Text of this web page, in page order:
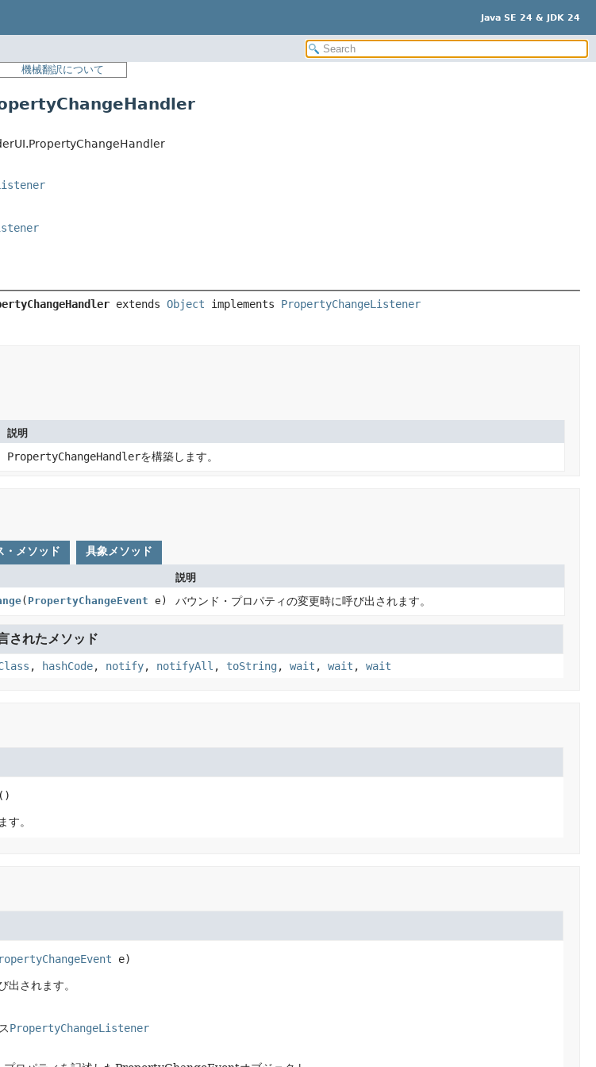
Java SE 24 & JDK 24
機械翻訳について
extends Object implements PropertyChangeListener
説明
PropertyChangeHandlerを構築します。
・メソッド 具象メソッド
説明
( PropertyChangeEvent e) バウンド・プロパティの変更時に呼び出されます。
されたメソッド
, hashCode, notify, notifyAll , toString, wait , wait , wait
す。
e)
出されます。
PropertyChangeListener